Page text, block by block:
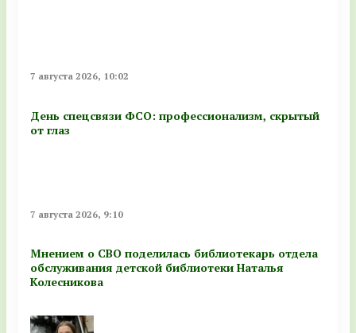
7 августа 2026, 10:02
День спецсвязи ФСО: профессионализм, скрытый
от глаз
7 августа 2026, 9:10
Мнением о СВО поделилась библиотекарь отдела
обслуживания детской библиотеки Наталья
Колесникова